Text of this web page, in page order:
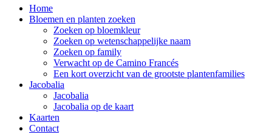
Home
Bloemen en planten zoeken
Zoeken op bloemkleur
Zoeken op wetenschappelijke naam
Zoeken op family
Verwacht op de Camino Francés
Een kort overzicht van de grootste plantenfamilies
Jacobalia
Jacobalia
Jacobalia op de kaart
Kaarten
Contact